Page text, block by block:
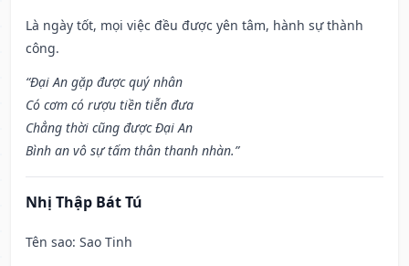
Là ngày tốt, mọi việc đều được yên tâm, hành sự thành
công.
“Đại An gặp được quý nhân
Có cơm có rượu tiền tiễn đưa
Chẳng thời cũng được Đại An
Bình an vô sự tấm thân thanh nhàn.”
Nhị Thập Bát Tú
Tên sao: Sao Tinh